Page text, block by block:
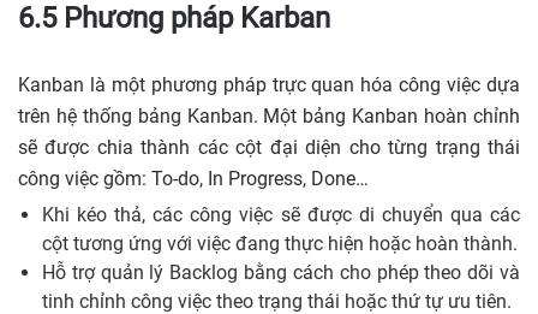
6.5 Phương pháp Karban
Kanban là một phương pháp trực quan hóa công việc dựa
trên hệ thống bảng Kanban. Một bảng Kanban hoàn chỉnh
sẽ được chia thành các cột đại diện cho từng trạng thái
công việc gồm: To-do, In Progress, Done…
Khi kéo thả, các công việc sẽ được di chuyển qua các
cột tương ứng với việc đang thực hiện hoặc hoàn thành.
Hỗ trợ quản lý Backlog bằng cách cho phép theo dõi và
tinh chỉnh công việc theo trạng thái hoặc thứ tự ưu tiên.